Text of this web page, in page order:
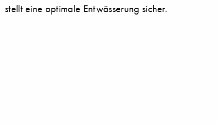
stellt eine optimale Entwässerung sicher.